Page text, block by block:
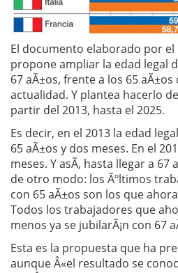
El documento elaborado por
propone ampliar la edad legal
67 aÃ±os, frente a los 65
actualidad. Y plantea hacerlo
partir del 2013, hasta el 2025.
Es decir, en el 2013 la edad
65 aÃ±os y dos meses. En el
meses. Y asÃ­, hasta llegar a 67
de otro modo: los Ãºltimos
con 65 aÃ±os son los que
Todos los trabajadores que
menos ya se jubilarÃ¡n con 67
Esta es la propuesta que ha
aunque Â«el resultado se